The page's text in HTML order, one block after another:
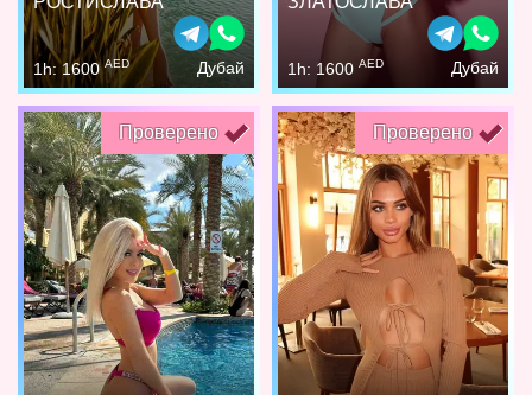
1h: 1600AED Дубай 1h: 1600 AED Дубай
Проверено Проверено